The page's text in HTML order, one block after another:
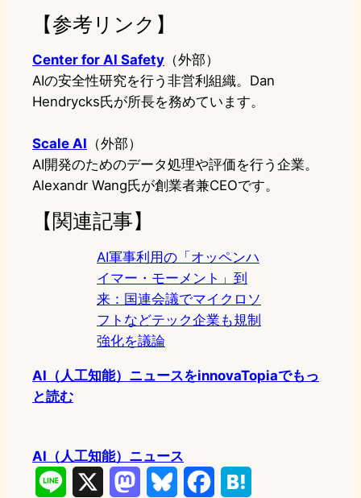
【参考リンク】
Center for AI Safety （外部）
AIの安全性研究を行う非営利組織。Dan
Hendrycks氏が所長を務めています。
Scale AI （外部）
AI開発のためのデータ処理や評価を行う企業。
Alexandr Wang氏が創業者兼CEOです。
【関連記事】
AI軍事利用の「オッペンハ
イマー・モーメント」到
来：国連会議でマイクロソ
フトなどテック企業も規制
強化を議論
AI（人工知能）ニュースをinnovaTopiaでもっ
と読む
AI（人工知能）ニュース